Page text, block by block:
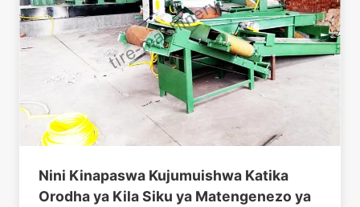
Nini Kinapaswa Kujumuishwa Katika
Orodha ya Kila Siku ya Matengenezo ya